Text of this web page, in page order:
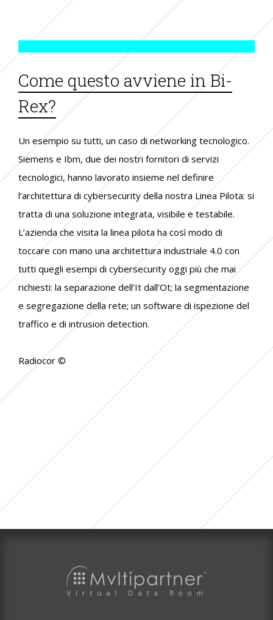
Come questo avviene in Bi-
Rex?
Un esempio su tutti, un caso di networking tecnologico.
Siemens e Ibm, due dei nostri fornitori di servizi
tecnologici, hanno lavorato insieme nel definire
l’architettura di cybersecurity della nostra Linea Pilota: si
tratta di una soluzione integrata, visibile e testabile.
L’azienda che visita la linea pilota ha così modo di
toccare con mano una architettura industriale 4.0 con
tutti quegli esempi di cybersecurity oggi più che mai
richiesti: la separazione dell’It dall’Ot; la segmentazione
e segregazione della rete; un software di ispezione del
traffico e di intrusion detection.
Radiocor ©